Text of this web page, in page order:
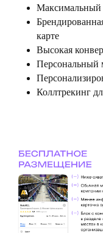
Максимальный
карте
Высокая
Персональный
Коллтрекинг